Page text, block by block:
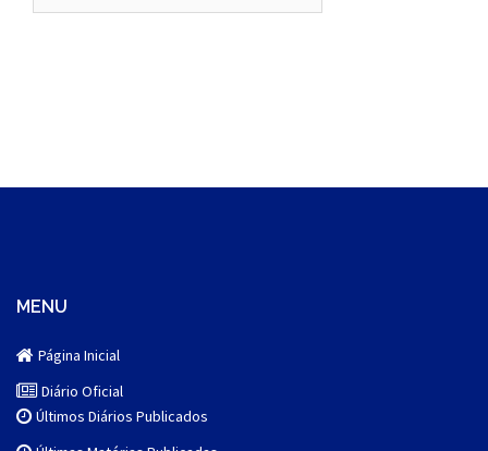
MENU
Página Inicial
Diário Oficial
Últimos Diários Publicados